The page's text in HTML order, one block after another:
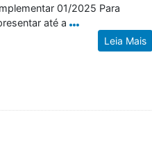
01/2025 Para
até a
Leia Mais